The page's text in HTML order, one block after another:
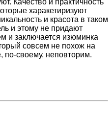
харакетиризуют
и красота в таком
и этому не придают
и заключается изюминка
совсем не похож на
по-своему, неповторим.